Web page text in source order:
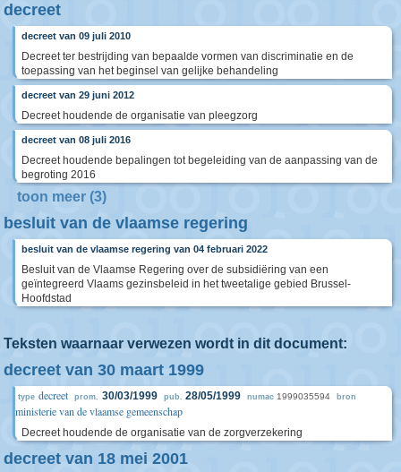
decreet
decreet van 09 juli 2010
Decreet ter bestrijding van bepaalde vormen van discriminatie en de
toepassing van het beginsel van gelijke behandeling
decreet van 29 juni 2012
Decreet houdende de organisatie van pleegzorg
decreet van 08 juli 2016
Decreet houdende bepalingen tot begeleiding van de aanpassing van de
begroting 2016
toon meer (3)
besluit van de vlaamse regering
besluit van de vlaamse regering van 04 februari 2022
Besluit van de Vlaamse Regering over de subsidiëring van een
geïntegreerd Vlaams gezinsbeleid in het tweetalige gebied Brussel-
Hoofdstad
Teksten waarnaar verwezen wordt in dit document:
decreet van 30 maart 1999
type decreet prom. 30/03/1999 pub. 28/05/1999 numac 1999035594 bron
ministerie van de vlaamse gemeenschap
Decreet houdende de organisatie van de zorgverzekering
decreet van 18 mei 2001